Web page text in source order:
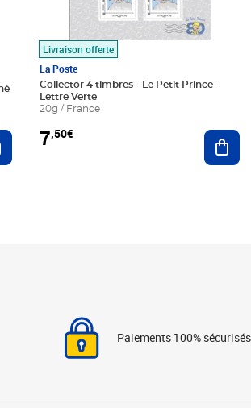
au panier
Livraison offerte
La Poste
Collector 4 timbres - Le Petit Prince -
Lettre Verte
20g / France
7,50€
Paiements 100% sécurisés